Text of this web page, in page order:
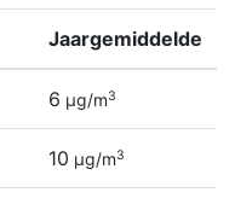
Jaargemiddelde
6 µg/m3
10 µg/m3